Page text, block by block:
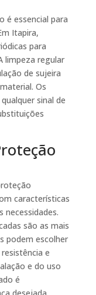
é essencial para
Itapira,
para
limpeza regular
de sujeira
Os
sinal de
características
necessidades.
são as mais
podem escolher
e
e do uso
é